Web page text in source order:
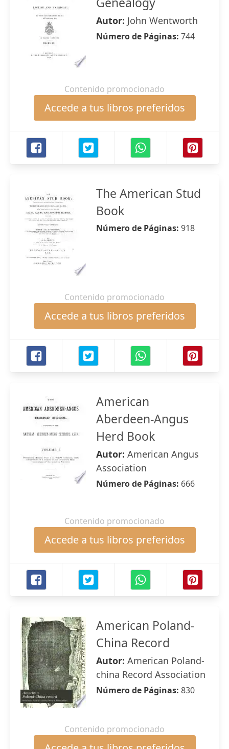
Autor: John Wentworth
Número de Páginas: 744
Contenido promocionado
Accede a tus libros preferidos
The American Stud
Book
Número de Páginas: 918
Contenido promocionado
Accede a tus libros preferidos
American
Aberdeen-Angus
Herd Book
Autor: American Angus
Association
Número de Páginas: 666
Contenido promocionado
Accede a tus libros preferidos
American Poland-
China Record
Autor: American Poland-
china Record Association
Número de Páginas: 830
Contenido promocionado